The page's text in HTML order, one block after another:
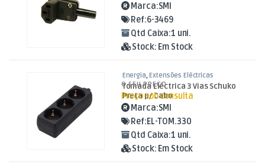
Marca:SMI
Ref:6-3469
Qtd Caixa:1 uni.
Stock: Em Stock
Energia ,Extensões Eléctricas
Tomada Eléctrica 3 Vias Schuko
Preta p/ Cabo
O SEU PREÇO
Preço sob consulta
Marca:SMI
Ref:EL-TOM.330
Qtd Caixa:1 uni.
Stock: Em Stock